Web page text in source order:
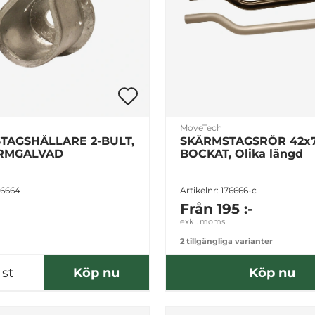
2-BULT,
st Köp nu
MoveTech
SKÄRMSTAGSRÖR
BOCKAT, Olika längd
Artikelnr: 176666-c
Från 195 :-
exkl. moms
2 tillgängliga varianter
Köp nu